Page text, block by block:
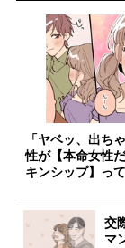
「ヤベッ、出ち
性が【本命女性
キンシップ】っ
交
マ